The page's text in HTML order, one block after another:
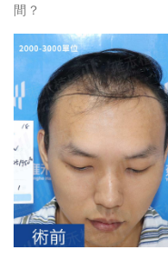
間？